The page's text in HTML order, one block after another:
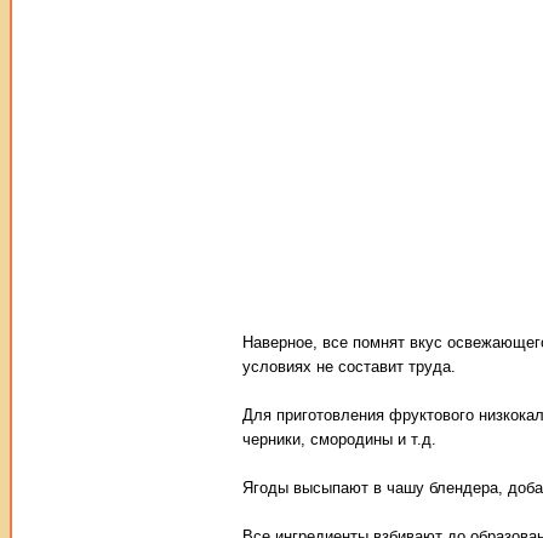
Наверное, все помнят вкус
условиях не составит труда.
Для приготовления фруктового
черники, смородины и т.д.
Ягоды высыпают в чашу блендера,